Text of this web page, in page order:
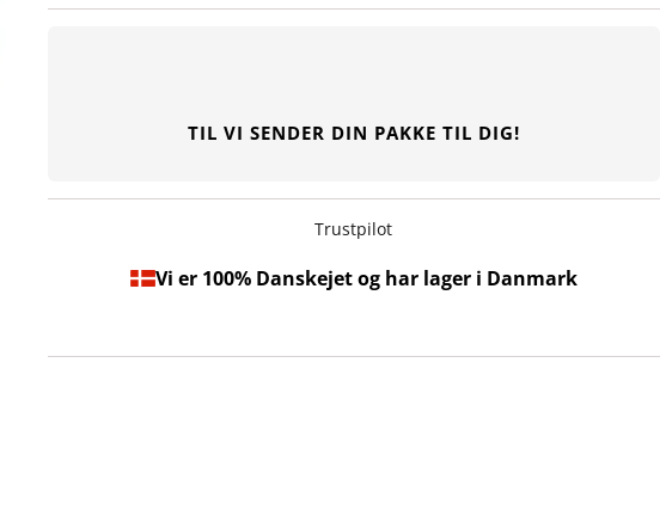
TIL VI SENDER DIN PAKKE TIL DIG!
Trustpilot
Vi er 100% Danskejet og har lager i Danmark